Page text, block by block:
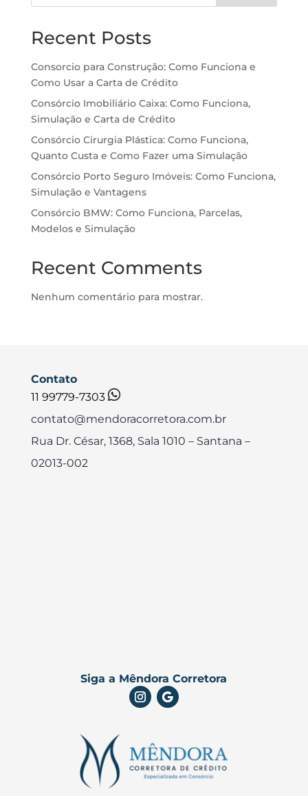
Recent Posts
Consorcio para Construção: Como Funciona e
Como Usar a Carta de Crédito
Consórcio Imobiliário Caixa: Como Funciona,
Simulação e Carta de Crédito
Consórcio Cirurgia Plástica: Como Funciona,
Quanto Custa e Como Fazer uma Simulação
Consórcio Porto Seguro Imóveis: Como Funciona,
Simulação e Vantagens
Consórcio BMW: Como Funciona, Parcelas,
Modelos e Simulação
Recent Comments
Nenhum comentário para mostrar.
Contato
11 99779-7303
contato@mendoracorretora.com.br
Rua Dr. César, 1368, Sala 1010 – Santana –
02013-002
Siga a Mêndora Corretora